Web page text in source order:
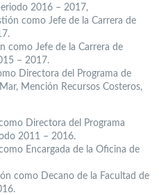
2016 – 2017,
como Jefe de la Carrera de
como Jefe de la Carrera de
– 2017.
Directora del Programa de
Mención Recursos Costeros,
Directora del Programa
2011 – 2016.
Encargada de la Oficina de
como Decano de la Facultad de